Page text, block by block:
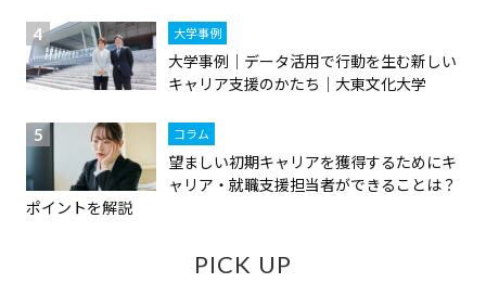
大学事例
大学事例｜データ活用で行動を生む新しい
キャリア支援のかたち｜大東文化大学
コラム
望ましい初期キャリアを獲得するためにキ
ャリア・就職支援担当者ができることは？
ポイントを解説
PICK UP